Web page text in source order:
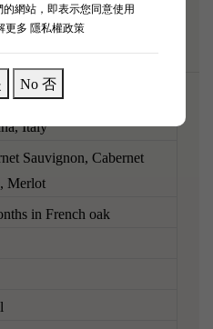
網站，即表示您同意使用
更多 隱私權政策
No 否
味紅燒肉，霸氣十足！
Italy
Sauvignon, Cabernet
Merlot
in French oak